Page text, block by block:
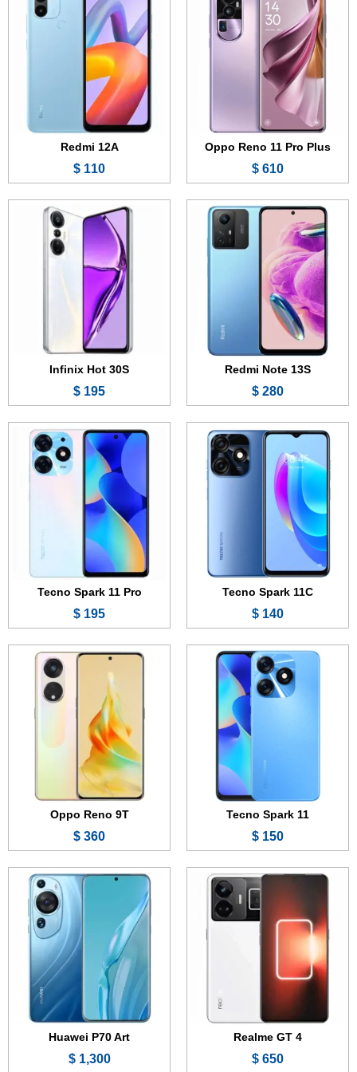
Oppo Reno 11 Pro Plus
610 $
Redmi 12A
110 $
Redmi Note 13S
280 $
الشاشة:
الذاكرة الداخلية:
الرام:6 أو 8 جيجابايت
الكاميرا:108 + 8 + 2 ميجابكسل
المعالج: Mediatek Helio G96
البطارية:
عرض الموصفات ←
Infinix Hot 30S
195 $
الشاشة:6.78 بوصة - 120 هرتز - IPS LCD
الذاكرة الداخلية:
الرام:8 جيجابايت
المعالج:Mediatek Helio G96
البطارية:5000 مللي أمبير - 18 واط
عرض الموصفات ←
Tecno Spark 11C
140 $
الشاشة:6.6 بوصة - 90 هرتز - IPS LCD
الذاكرة:64 أو 128 جيجابايت
الرام:4 أو 6 أو 8 جيجابايت
الكاميرا:16 + 0.3 ميجابكسل
المعالج:Unisoc T606
البطارية:5000 مللي أمبير - 18 واط
عرض الموصفات ←
Tecno Spark 11 Pro
195 $
6.8 بوصة - 90 هرتز - IPS LCD
الذاكرة:128 أو 256 جيجابايت
الكاميرا:50 + 0.3 ميجابكسل
عرض الموصفات ←
Tecno Spark 11
150 $
الشاشة:6.6 بوصة - 90 هرتز - IPS LCD
الذاكرة:
الرام:
الكاميرا: 50 + 0.3 ميجابكسل
المعالج:Mediatek Helio G37
البطارية:5000 مللي أمبير - 18 واط
عرض الموصفات ←
Oppo Reno 9T
360 $
6.7 بوصة - 120 هرتز - AMOLED
128 أو 256 جيجابايت
الرام:8 جيجابايت
الكاميرا:108 + 2 + 2 ميجابكسل
المعالج:Snapdragon 695 5G
البطارية:
عرض الموصفات ←
Realme GT 4
650 $
Huawei P70 Art
1,300 $
الكاميرا:48 + 48 + 40 ميجابكسل
المعالج:
البطارية:5100 مللي أمبير - 88 واط
عرض الموصفات ←